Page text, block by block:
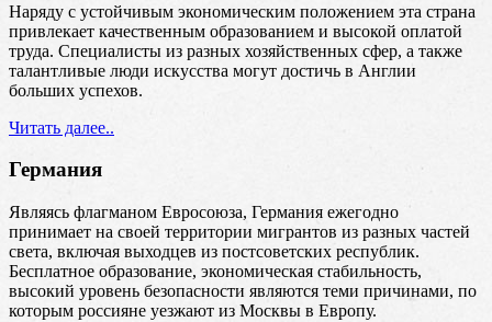
Наряду с устойчивым экономическим положением эта страна
привлекает качественным образованием и высокой оплатой
труда. Специалисты из разных хозяйственных сфер, а также
талантливые люди искусства могут достичь в Англии
больших успехов.
Читать далее..
Германия
Являясь флагманом Евросоюза, Германия ежегодно
принимает на своей территории мигрантов из разных частей
света, включая выходцев из постсоветских республик.
Бесплатное образование, экономическая стабильность,
высокий уровень безопасности являются теми причинами, по
которым россияне уезжают из Москвы в Европу.